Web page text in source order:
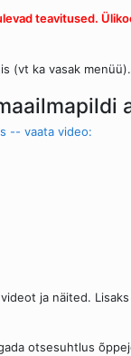
teavitused.
(vt ka vasak menüü).
-- vaata video:
ja näited.
otsesuhtlus